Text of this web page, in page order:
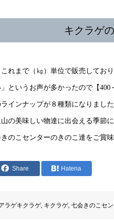
キクラゲ
れまで（㎏）単位で販売しており
」というお声が多かったので【
インナップが８種類になりました
の美味しい物達に出会える季節
のこセンターのきのこ達をご賞
Share Hatena
ラゲキクラゲ, キクラゲ, 七会きのこセ